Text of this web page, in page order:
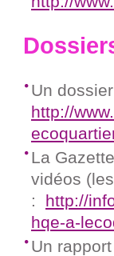
Un
http://
La
vidéos
: http://
hqe-a-
Un